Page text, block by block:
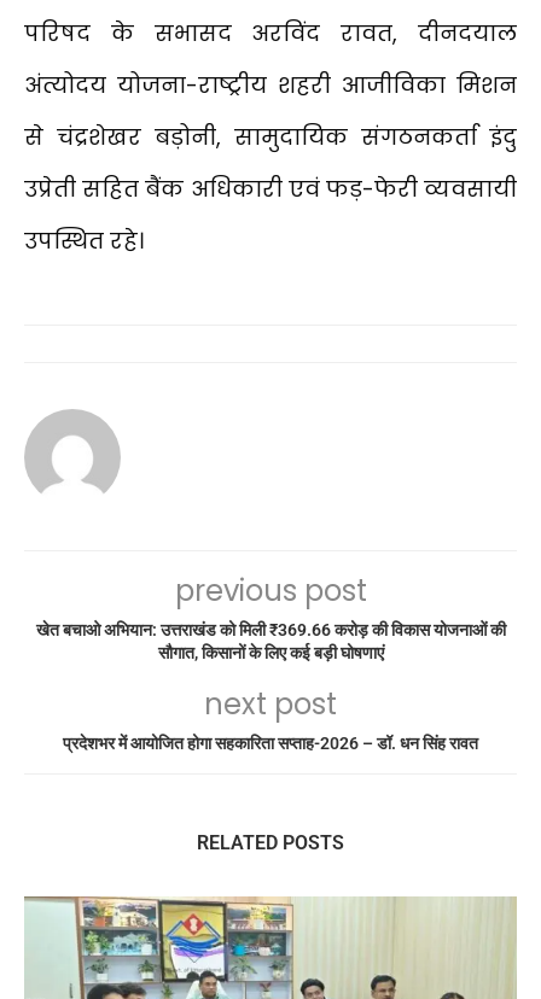
परिषद के सभासद अरविंद रावत, दीनदयाल
अंत्योदय योजना-राष्ट्रीय शहरी आजीविका मिशन
से चंद्रशेखर बड़ोनी, सामुदायिक संगठनकर्ता इंदु
उप्रेती सहित बैंक अधिकारी एवं फड़-फेरी व्यवसायी
उपस्थित रहे।
previous post
खेत बचाओ अभियान: उत्तराखंड को मिली ₹369.66 करोड़ की विकास योजनाओं की
सौगात, किसानों के लिए कई बड़ी घोषणाएं
next post
प्रदेशभर में आयोजित होगा सहकारिता सप्ताह-2026 – डॉ. धन सिंह रावत
RELATED POSTS